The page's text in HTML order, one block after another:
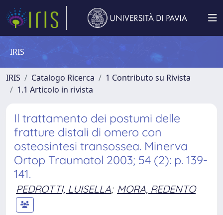
IRIS
IRIS Catalogo Ricerca
1 Contributo su Rivista
1.1 Articolo in rivista
Il trattamento dei postumi delle
fratture distali di omero con
osteosintesi transossea. Minerva
Ortop Traumatol 2003; 54 (2): p. 139-
141.
PEDROTTI, LUISELLA; MORA, REDENTO